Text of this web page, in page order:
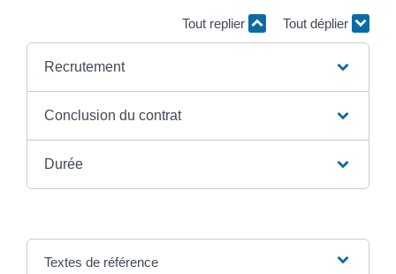
Tout replier Tout déplier
Recrutement
Conclusion du contrat
Durée
Textes de référence